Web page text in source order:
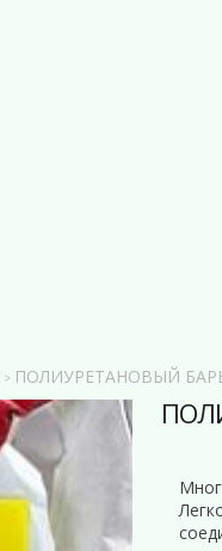
> ПОЛИУРЕТАНОВЫЙ